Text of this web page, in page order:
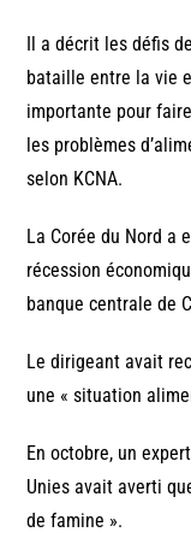
Il a décrit les défis
bataille entre la vie
importante pour
les problèmes
selon KCNA.
La Corée du Nord a
récession
banque centrale de
Le dirigeant avait
une « situation
En octobre, un
Unies avait averti
de famine ».